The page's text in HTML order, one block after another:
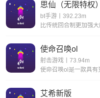
思仙（无限特权）
bt手游丨392.23m
使命召唤ol
射击游戏丨73.94m
艾希新版